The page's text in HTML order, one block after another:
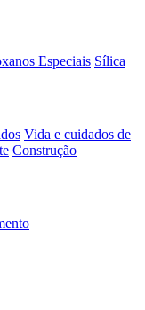
Especiais Sílica
Vida e cuidados de
Construção